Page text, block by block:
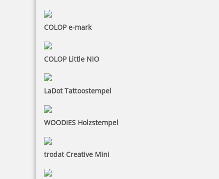
COLOP e-mark
COLOP Little NIO
LaDot Tattoostempel
WOODIES Holzstempel
trodat Creative Mini